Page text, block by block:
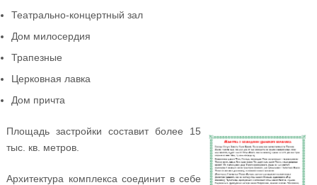
Театрально-концертный зал
Дом милосердия
Трапезные
Церковная лавка
Дом причта
Площадь застройки составит более 15
тыс. кв. метров.
Архитектура комплекса соединит в себе